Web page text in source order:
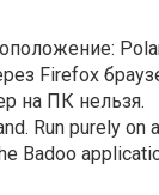
Firefox
на ПК нельзя.
Run purely
Badoo